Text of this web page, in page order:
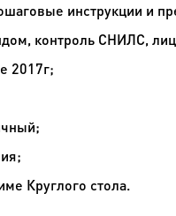
инструкции и
контроль СНИЛС,
2017г;
Круглого стола.